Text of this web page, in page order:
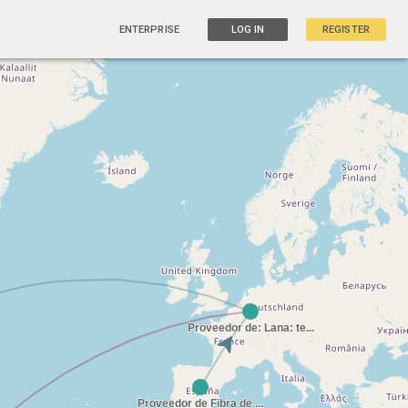
ENTERPRISE LOG IN REGISTER